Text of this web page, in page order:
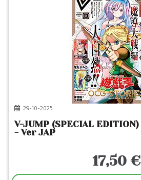
29-10-2025
V-JUMP (SPECIAL
- Ver JAP
17,50 €